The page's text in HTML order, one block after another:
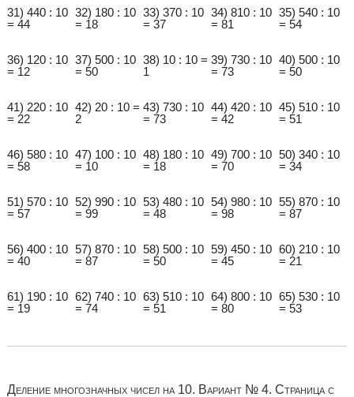
31) 440 : 10
= 44
32) 180 : 10
= 18
33) 370 : 10
= 37
34) 810 : 10
= 81
35) 540 : 10
= 54
36) 120 : 10
= 12
37) 500 : 10
= 50
38) 10 : 10 =
1
39) 730 : 10
= 73
40) 500 : 10
= 50
41) 220 : 10
= 22
42) 20 : 10 =
2
43) 730 : 10
= 73
44) 420 : 10
= 42
45) 510 : 10
= 51
46) 580 : 10
= 58
47) 100 : 10
= 10
48) 180 : 10
= 18
49) 700 : 10
= 70
50) 340 : 10
= 34
51) 570 : 10
= 57
52) 990 : 10
= 99
53) 480 : 10
= 48
54) 980 : 10
= 98
55) 870 : 10
= 87
56) 400 : 10
= 40
57) 870 : 10
= 87
58) 500 : 10
= 50
59) 450 : 10
= 45
60) 210 : 10
= 21
61) 190 : 10
= 19
62) 740 : 10
= 74
63) 510 : 10
= 51
64) 800 : 10
= 80
65) 530 : 10
= 53
Деление многозначных чисел на 10. Вариант № 4. Страница с